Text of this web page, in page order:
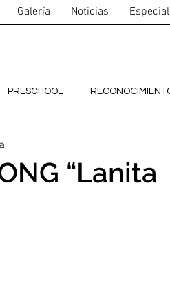
Galería Noticias
PRESCHOOL
“Lanita